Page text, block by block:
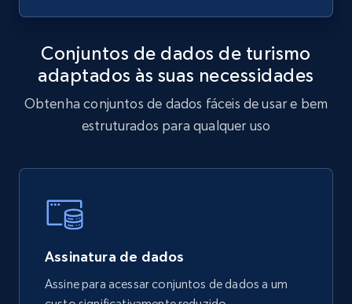
Conjuntos de dados de turismo
adaptados às suas necessidades
Obtenha conjuntos de dados fáceis de usar e bem
estruturados para qualquer uso
Assinatura de dados
Assine para acessar conjuntos de dados a um